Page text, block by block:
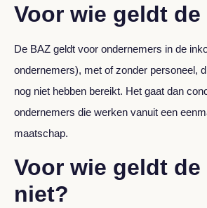
Voor wie geldt de
De BAZ geldt voor ondernemers in de
ondernemers), met of zonder personeel,
nog niet hebben bereikt. Het gaat dan
ondernemers die werken vanuit een
maatschap.
Voor wie geldt de
niet?